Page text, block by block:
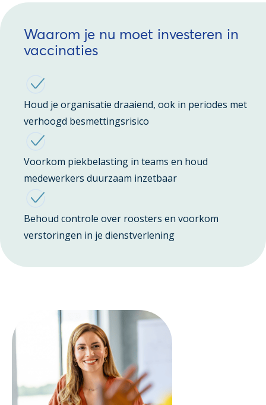
Waarom je nu moet investeren in
vaccinaties
Houd je organisatie draaiend, ook in periodes met
verhoogd besmettingsrisico
Voorkom piekbelasting in teams en houd
medewerkers duurzaam inzetbaar
Behoud controle over roosters en voorkom
verstoringen in je dienstverlening